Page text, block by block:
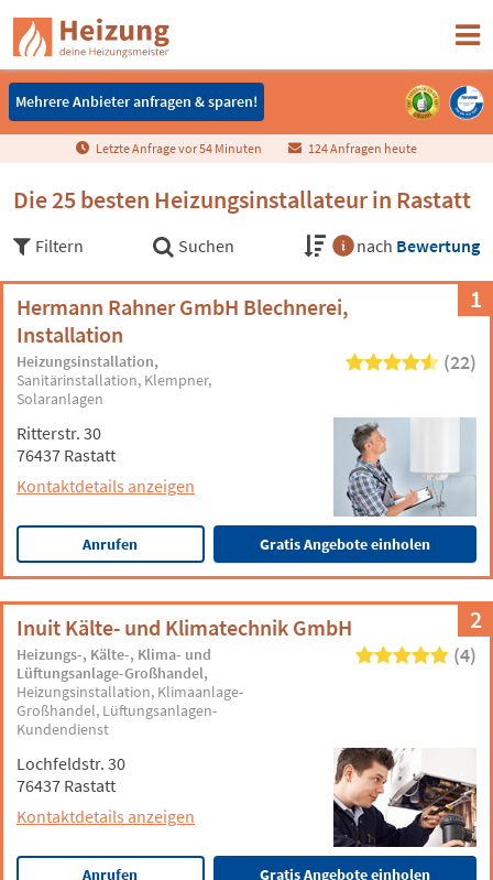
Mehrere Anbieter anfragen & sparen!
Mehrere Anbieter anfragen & sparen!
Letzte Anfrage vor54 Minuten 124 Anfragen heute
Die 25 besten Heizungsinstallateur in Rastatt
Filtern Suchen nach Bewertung
1
Hermann Rahner GmbH Blechnerei,
Installation
Heizungsinstallation
Sanitärinstallation Klempner
Solaranlagen
(22)
Ritterstr. 30
76437 Rastatt
Kontaktdetails anzeigen
Anrufen Gratis Angebote einholen
2
Inuit Kälte- und Klimatechnik GmbH
Heizungs-, Kälte-, Klima- und
Lüftungsanlage-Großhandel
Heizungsinstallation Klimaanlage-
Großhandel Lüftungsanlagen-
Kundendienst
(4)
Lochfeldstr. 30
76437 Rastatt
Kontaktdetails anzeigen
Anrufen Gratis Angebote einholen